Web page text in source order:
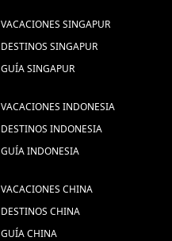
VACACIONES SINGAPUR
DESTINOS SINGAPUR
GUÍA SINGAPUR
VACACIONES INDONESIA
DESTINOS INDONESIA
GUÍA INDONESIA
VACACIONES CHINA
DESTINOS CHINA
GUÍA CHINA